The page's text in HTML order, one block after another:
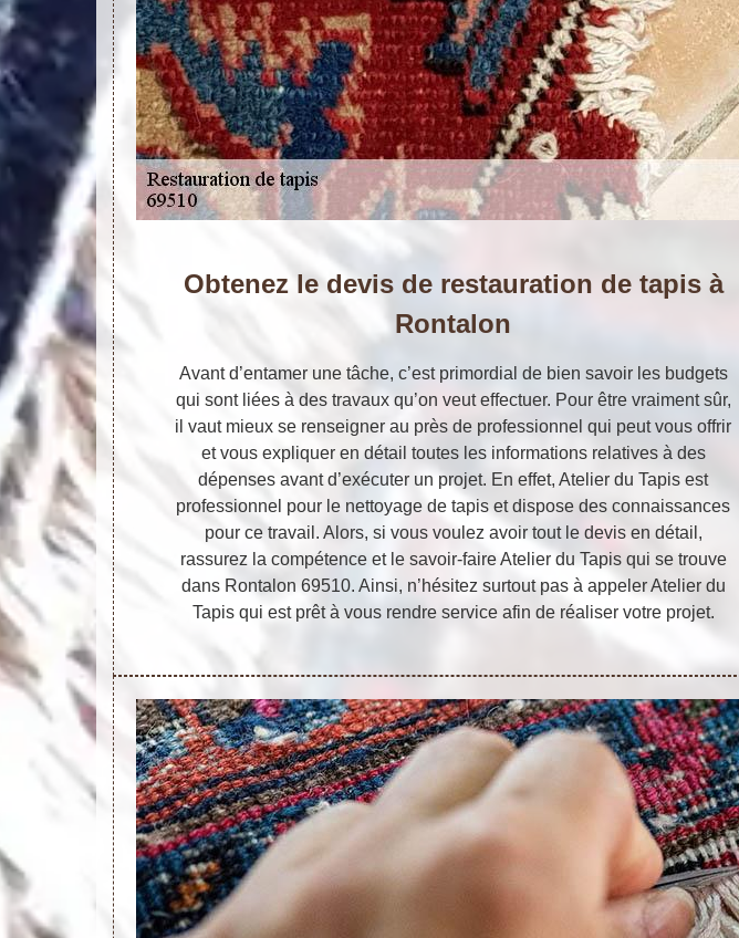
Obtenez le devis de restauration de tapis à
Rontalon
Avant d’entamer une tâche, c’est primordial de bien savoir les budgets
qui sont liées à des travaux qu’on veut effectuer. Pour être vraiment sûr,
il vaut mieux se renseigner au près de professionnel qui peut vous offrir
et vous expliquer en détail toutes les informations relatives à des
dépenses avant d’exécuter un projet. En effet, Atelier du Tapis est
professionnel pour le nettoyage de tapis et dispose des connaissances
pour ce travail. Alors, si vous voulez avoir tout le devis en détail,
rassurez la compétence et le savoir-faire Atelier du Tapis qui se trouve
dans Rontalon 69510. Ainsi, n’hésitez surtout pas à appeler Atelier du
Tapis qui est prêt à vous rendre service afin de réaliser votre projet.